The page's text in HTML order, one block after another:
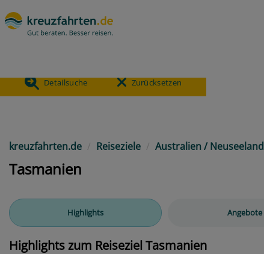
Previous
- Tasmanien
Detailsuche Zurücksetzen
kreuzfahrten.de Reiseziele Australien / Neuseeland
Tasmanien
Highlights Angebote
Highlights zum Reiseziel Tasmanien